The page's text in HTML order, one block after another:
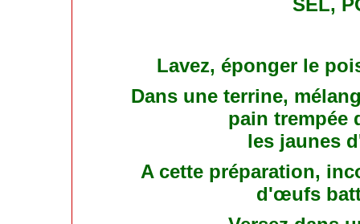
SEL,
Lavez, éponger le
Dans une terrine,
pain trempée
les jaunes
A cette préparation,
d'œufs